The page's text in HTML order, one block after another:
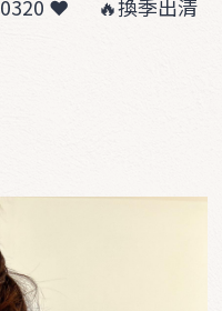
0320 ❤︎ 🔥換季出清